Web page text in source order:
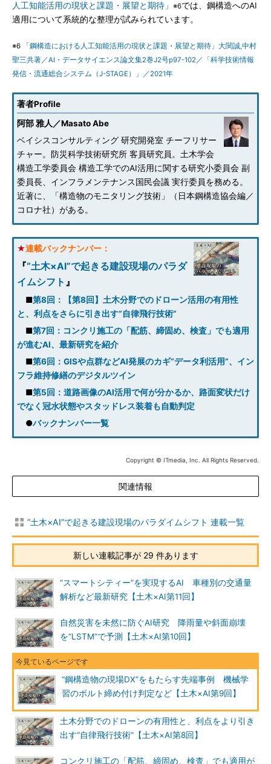
人工知能活用の現状と課題・展望と期待」 ※6では、鋼構造へのAI
適用について系統的な整理が試みられています。
※6
「鋼構造における人工知能活用の現状と課題・展望と期待」大関誠,中村
聖三共著／AI・データサイエンス論文集2巻J2号p97-102／「科学技術情報
発信・流通総合システム（J-STAGE）」／2021年
著者Profile
阿部 雅人／Masato Abe
ベイシスコンサルティング 研究開発室 チーフリサー
チャー。防災科学技術研究所 客員研究員。土木学会
構造工学委員会 構造工学でのAI活用に関する研究小委員会 副
委員長、インフラメンテナンス国民会議 実行委員を務める。
近著に、「構造物のモニタリング技術」（日本鋼構造協会編／
コロナ社）がある。
★連載バックナンバー：
『“土木×AI”で起きる建設現場のパラダ
イムシフト 』
■第8回：【第8回】土木分野でのドローン活用の有用性
と、利点をさらに引き出す“自律飛行技術”
■第7回：コンクリ施工の「配筋、締固め、検査」でも適用
が進むAI、最新研究を紹介
■第6回：GISや点群などAI発展のカギ“データ利活用”、イン
フラ維持修繕のデジタルツイン
■第5回：道路画像のAI活用で何が分かるか、路面変状だけ
でなく冠水状態やスタッドレス装着も自動判定
●バックナンバー一覧
Copyright © ITmedia, Inc. All Rights Reserved.
関連情報
“土木×AI”で起きる建設現場のパラダイムシフト 連載一覧
新しい連載記事が 29 件あります
“スマートシティー”を実現するAI 車種別の交通量
解析など最新研究【土木×AI第11回】
自然災害を未然に防ぐAI研究 降雨量や斜面崩壊
を“LSTM”で予測【土木×AI第10回】
“鋼構造物の現場DX”をもたらす先端事例 機械学
習のボルト締め付け判定など【土木×AI第9回】
土木分野でのドローンの有用性と、利点をより引き
出す“自律飛行技術”【土木×AI第8回】
コンクリ施工の「配筋、締固め、検査」でも適用が